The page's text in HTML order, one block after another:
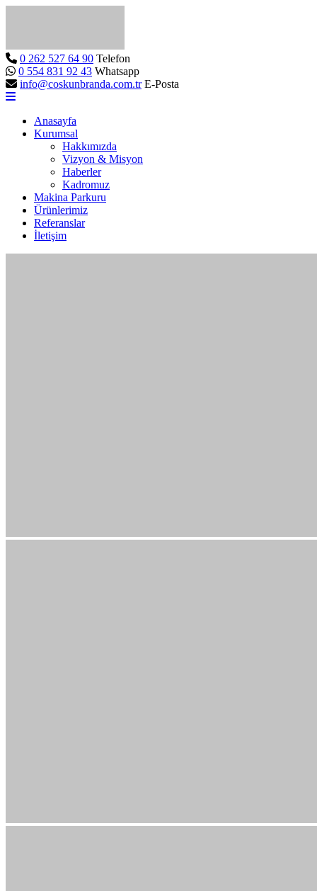
0 262 527 64 90 Telefon
0 554 831 92 43 Whatsapp
info@coskunbranda.com.tr E-Posta
Anasayfa
Kurumsal
Hakkımızda
Vizyon & Misyon
Haberler
Kadromuz
Makina Parkuru
Ürünlerimiz
Referanslar
İletişim